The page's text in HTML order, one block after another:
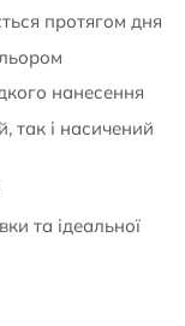
протягом дня
нанесення
так і насичений
та ідеальної